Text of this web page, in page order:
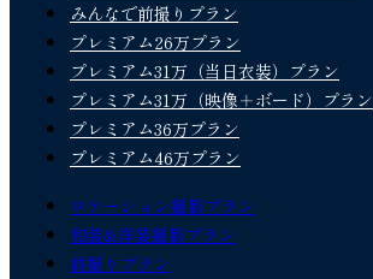
みんなで前撮りプラン
プレミアム26万プラン
プレミアム31万（当日衣装）プラン
プレミアム31万（映像＋ボード）プラン
プレミアム36万プラン
プレミアム46万プラン
ロケーション撮影プラン
和装&洋装撮影プラン
前撮りプラン